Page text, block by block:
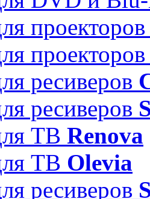
ресиверов
ресиверов
ТВ Renova
ТВ Olevia
ресиверов